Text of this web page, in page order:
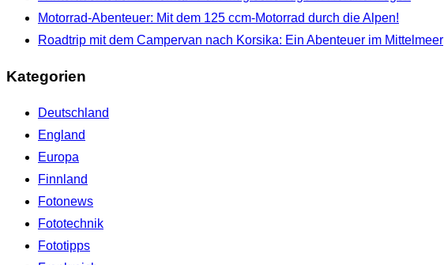
Motorrad-Abenteuer: Mit dem 125 ccm-Motorrad durch die Alpen!
Roadtrip mit dem Campervan nach Korsika: Ein Abenteuer im Mittelmeer
Kategorien
Deutschland
England
Europa
Finnland
Fotonews
Fototechnik
Fototipps